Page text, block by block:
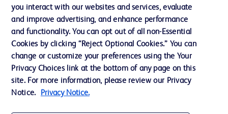
Nous contacter
Préférences en matière de cookies
Confidentialité
you interact with our websites and services, evaluate
and improve advertising, and enhance performance
and functionality. You can opt out of all non-Essential
Cookies by clicking “Reject Optional Cookies.” You can
change or customize your preferences using the Your
Privacy Choices link at the bottom of any page on this
site. For more information, please review our Privacy
Notice.
Privacy Notice.